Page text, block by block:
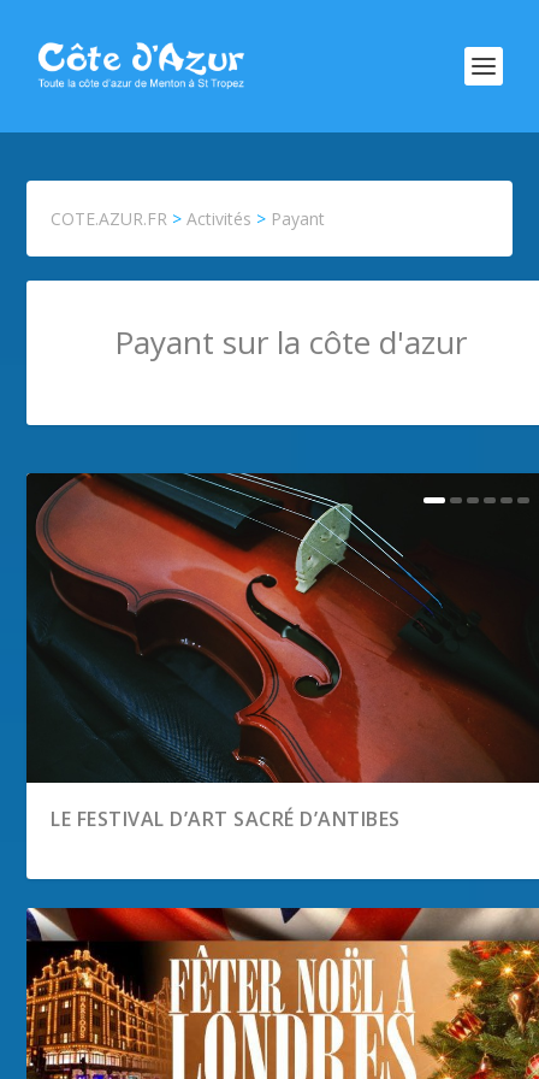
COTE.AZUR.FR >Activités > Payant
Payant sur la côte d'azur
LE FESTIVAL D’ART SACRÉ D’ANTIBES